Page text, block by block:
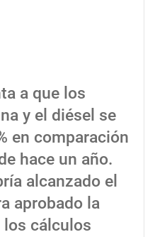
a que los
y el diésel se
en comparación
hace un año.
alcanzado el
aprobado la
los cálculos